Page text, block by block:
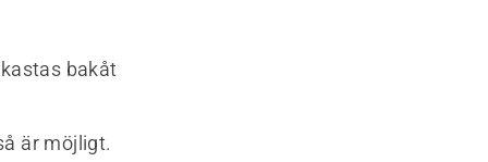
bakåt
är möjligt.